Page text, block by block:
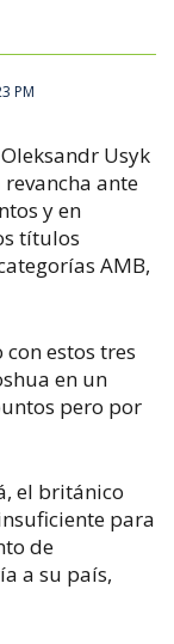
PM
Usyk
ante
y en
títulos
AMB,
estos tres
en un
pero por
el británico
para
de
a su país,